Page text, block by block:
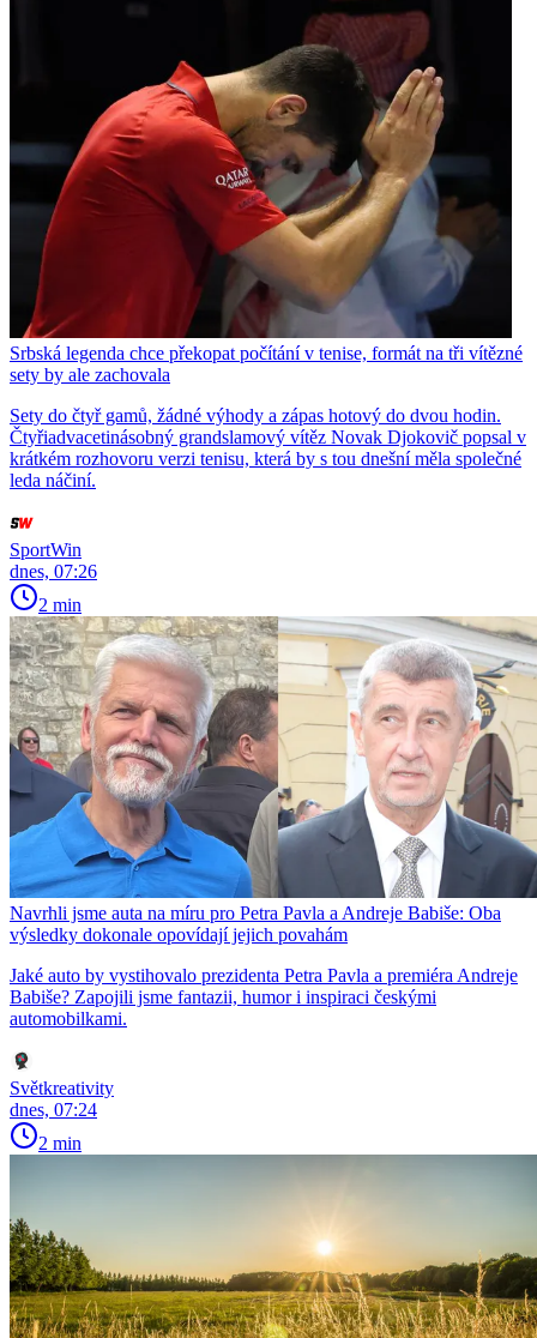
Srbská legenda chce překopat počítání v tenise, formát na tři vítězné
sety by ale zachovala
Sety do čtyř gamů, žádné výhody a zápas hotový do dvou hodin.
Čtyřiadvacetinásobný grandslamový vítěz Novak Djokovič popsal v
krátkém rozhovoru verzi tenisu, která by s tou dnešní měla společné
leda náčiní.
SportWin
dnes, 07:26
2 min
Navrhli jsme auta na míru pro Petra Pavla a Andreje Babiše: Oba
výsledky dokonale opovídají jejich povahám
Jaké auto by vystihovalo prezidenta Petra Pavla a premiéra Andreje
Babiše? Zapojili jsme fantazii, humor i inspiraci českými
automobilkami.
Světkreativity
dnes, 07:24
2 min